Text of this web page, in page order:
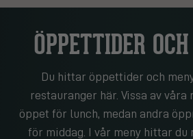
ÖPPETTIDER
Du hittar öppettider och
restauranger här. Vissa av
öppet för lunch, medan andra
för middag. I vår meny hittar du